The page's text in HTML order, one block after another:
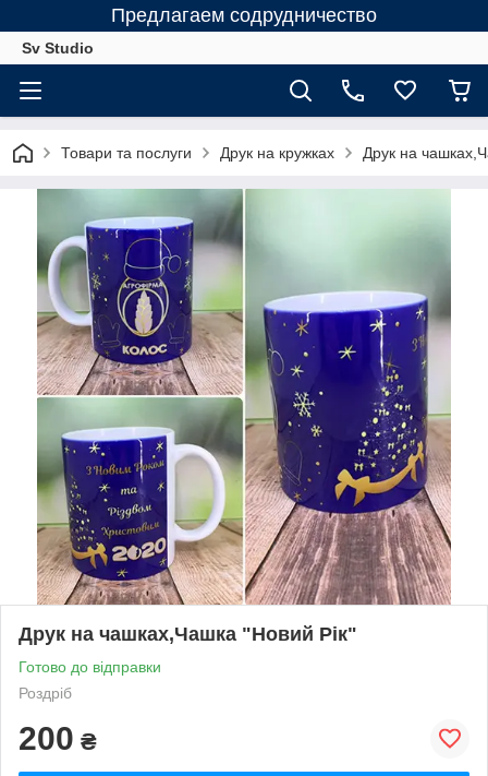
Предлагаем содрудничество
Sv Studio
Товари та послуги Друк на кружках Друк на
Друк на чашках,Чашка "Новий Рік"
Готово до відправки
Роздріб
200 ₴